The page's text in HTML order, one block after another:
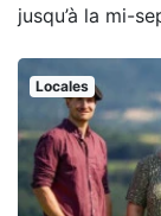
jusqu’à la mi-
Locales